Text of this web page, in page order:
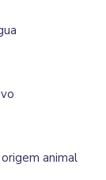
animal